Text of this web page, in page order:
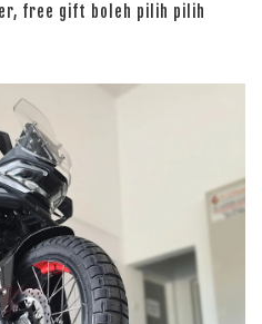
free gift boleh pilih pilih